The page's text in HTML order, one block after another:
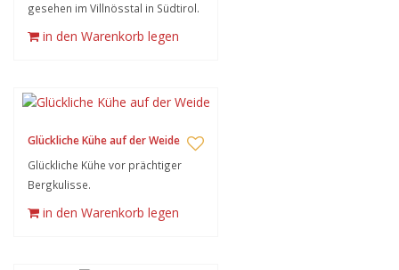
gesehen im Villnösstal in Südtirol.
in den Warenkorb legen
Glückliche Kühe auf der Weide
Glückliche Kühe vor prächtiger
Bergkulisse.
in den Warenkorb legen